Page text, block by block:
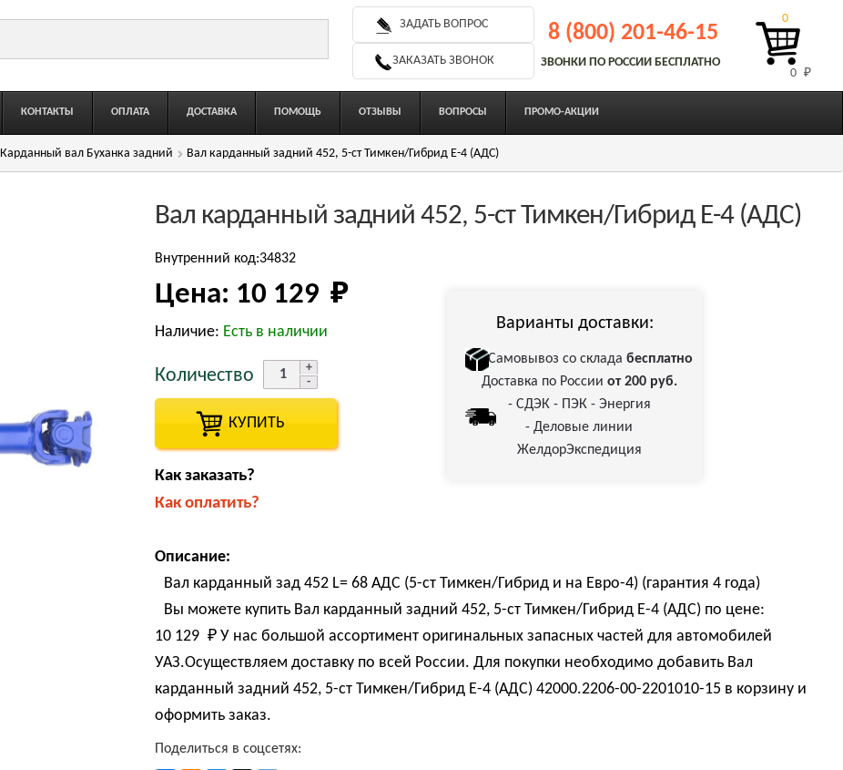
ЗАДАТЬ ВОПРОС
ЗАКАЗАТЬ ЗВОНОК
8 (800) 201-46-15
ЗВОНКИ ПО РОССИИ БЕСПЛАТНО
0 ₽
0
КОНТАКТЫ ОПЛАТА ДОСТАВКА ПОМОЩЬ ОТЗЫВЫ ВОПРОСЫ ПРОМО-АКЦИИ
Карданный вал Буханка задний Вал карданный задний 452, 5-ст Тимкен/Гибрид Е-4 (АДС)
Вал карданный задний 452, 5-ст Тимкен/Гибрид Е-4 (АДС)
Внутренний код:34832
Цена: 10 129 ₽
Наличие: Есть в наличии Варианты доставки:
Самовывоз со складабесплатно
Доставка по России от 200 руб.
- СДЭК - ПЭК - Энергия
- Деловые линии
ЖелдорЭкспедиция
Количество
КУПИТЬ
Как заказать?
Как оплатить?
Описание:
Вал карданный зад 452 L= 68 АДС (5-ст Тимкен/Гибрид и на Евро-4) (гарантия 4 года)
Вы можете купить Вал карданный задний 452, 5-ст Тимкен/Гибрид Е-4 (АДС) по цене:
10 129 ₽ У нас большой ассортимент оригинальных запасных частей для автомобилей
УАЗ.Осуществляем доставку по всей России. Для покупки необходимо добавить Вал
карданный задний 452, 5-ст Тимкен/Гибрид Е-4 (АДС) 42000.2206-00-2201010-15 в корзину и
оформить заказ.
Поделиться в соцсетях: